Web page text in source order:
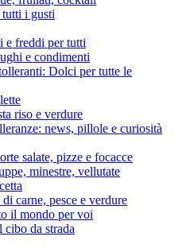
i gusti
e freddi per tutti
e condimenti
Dolci per tutte le
riso e verdure
news, pillole e curiosità
salate, pizze e focacce
minestre, vellutate
carne, pesce e verdure
il mondo per voi
cibo da strada